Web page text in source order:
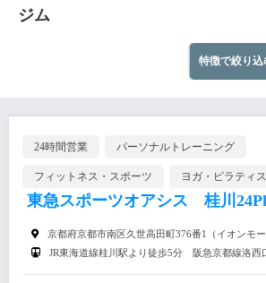
ジム
特徴で絞り込
24時間営業 パーソナルトレーニング
フィットネス・スポーツ ヨガ・ピラティス
東急スポーツオアシス 桂川
京都府京都市南区久世高田町376番1（イオンモー
JR東海道線桂川駅より徒歩5分 阪急京都線洛西